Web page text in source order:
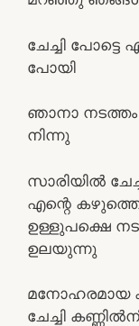
ചേച്ചി
പോയി
ഞാനാ നടത്തം
നിന്നു
സാരിയില്‍
എന്റെ
ഉള്ളുപക്ഷെ
ഉലയുന്നു
മനോഹരമായ
ചേച്ചി